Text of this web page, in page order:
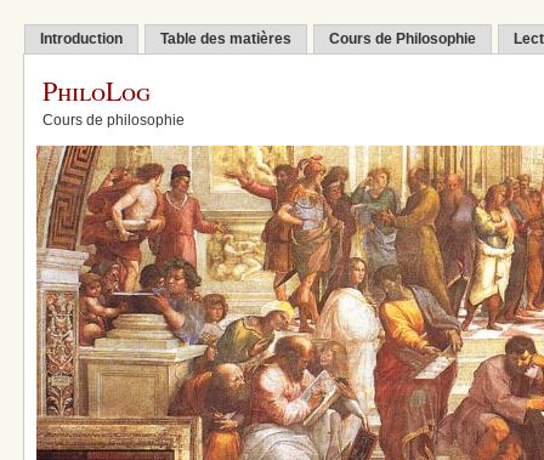
Introduction Table des matières Cours de Philosophie
PhiloLog
Cours de philosophie